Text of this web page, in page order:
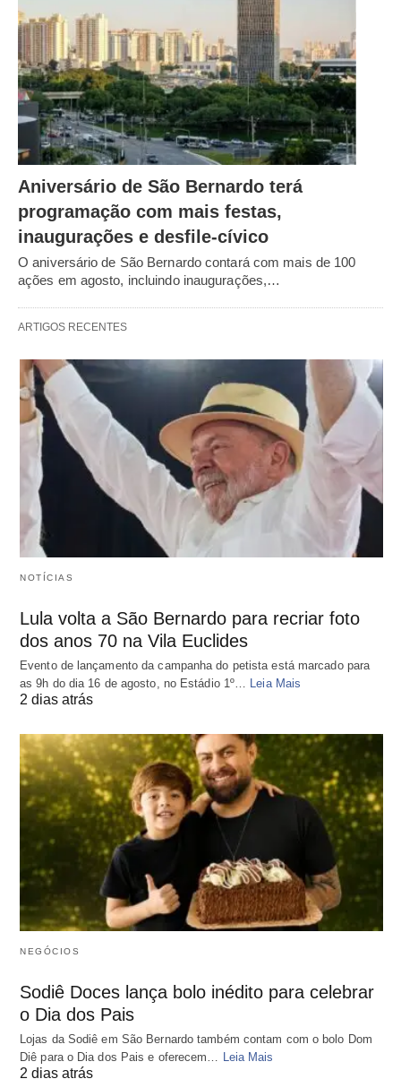
Aniversário de São Bernardo terá
programação com mais festas,
inaugurações e desfile-cívico
O aniversário de São Bernardo contará com mais de 100
ações em agosto, incluindo inaugurações,…
ARTIGOS RECENTES
NOTÍCIAS
Lula volta a São Bernardo para recriar foto
dos anos 70 na Vila Euclides
Evento de lançamento da campanha do petista está marcado para
as 9h do dia 16 de agosto, no Estádio 1º…
Leia Mais
2 dias atrás
NEGÓCIOS
Sodiê Doces lança bolo inédito para celebrar
o Dia dos Pais
Lojas da Sodiê em São Bernardo também contam com o bolo Dom
Diê para o Dia dos Pais e oferecem… Leia Mais
2 dias atrás